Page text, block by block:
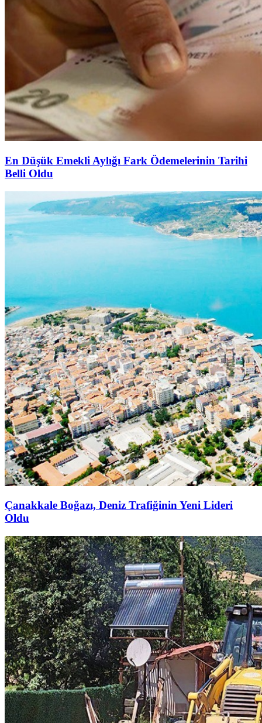
En Düşük Emekli Aylığı Fark Ödemelerinin Tarihi
Belli Oldu
Çanakkale Boğazı, Deniz Trafiğinin Yeni Lideri
Oldu